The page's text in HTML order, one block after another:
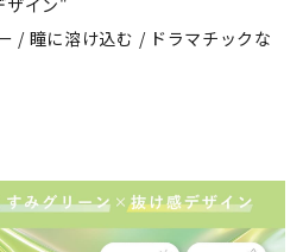
ザイン"
/ 瞳に溶け込む / ドラマチックな